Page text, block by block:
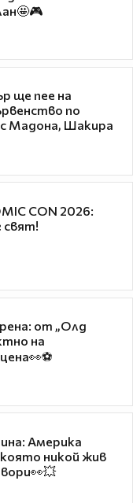
ще пее на
по
Мадона, Шакира
CON 2026:
свят!
от „Олд
на
Америка
която никой жив